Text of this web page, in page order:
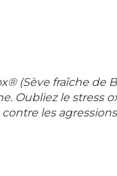
(Sève fraîche de
Oubliez le stress
les